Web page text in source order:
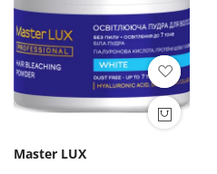
Master LUX